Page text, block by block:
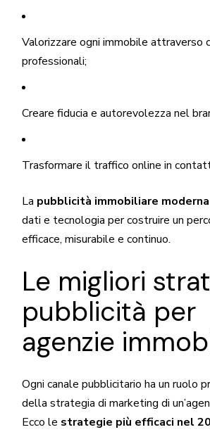
Valorizzare ogni immobile attraverso
professionali;
Creare fiducia e autorevolezza nel
Trasformare il traffico online in
La pubblicità immobiliare moderna
dati e tecnologia per costruire un
efficace, misurabile e continuo.
Le migliori
pubblicità per
agenzie
Ogni canale pubblicitario ha un ruolo
della strategia di marketing di
Ecco le strategie più efficaci nel